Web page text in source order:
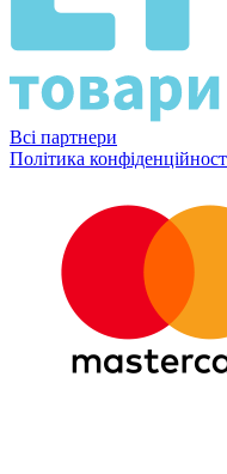
Всі партнери
Політика